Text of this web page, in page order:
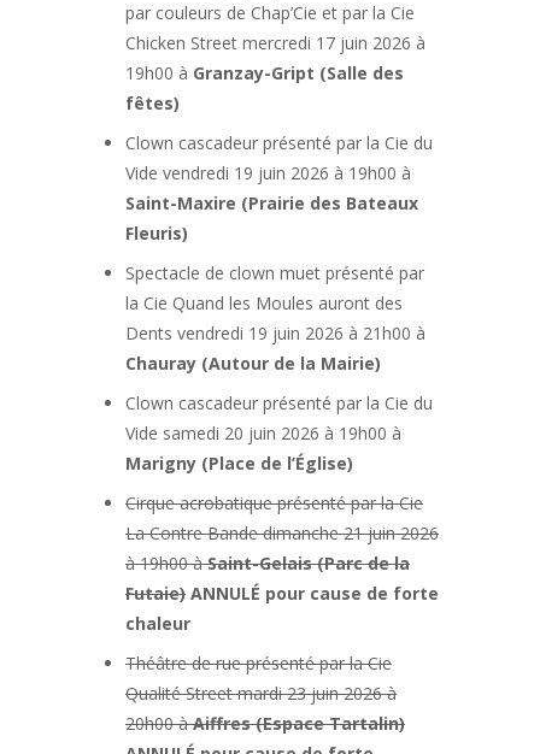
par couleurs de Chap’Cie et par la Cie
Chicken Street mercredi 17 juin 2026 à
19h00 à Granzay-Gript (Salle des
fêtes)
Clown cascadeur présenté par la Cie du
Vide vendredi 19 juin 2026 à 19h00 à
Saint-Maxire (Prairie des Bateaux
Fleuris)
Spectacle de clown muet présenté par
la Cie Quand les Moules auront des
Dents vendredi 19 juin 2026 à 21h00 à
Chauray (Autour de la Mairie)
Clown cascadeur présenté par la Cie du
Vide samedi 20 juin 2026 à 19h00 à
Marigny (Place de l’Église)
Cirque acrobatique présenté par la Cie
La Contre Bande dimanche 21 juin 2026
à 19h00 àSaint-Gelais (Parc de la
Futaie) ANNULÉ pour cause de forte
chaleur
Théâtre de rue présenté par la Cie
Qualité Street mardi 23 juin 2026 à
20h00 àAiffres (Espace Tartalin)